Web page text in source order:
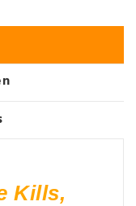
Kills,